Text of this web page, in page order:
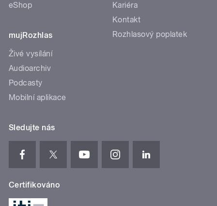
eShop
mujRozhlas
Živé vysílání
Audioarchiv
Podcasty
Mobilní aplikace
Kariéra
Kontakt
Rozhlasový poplatek
Sledujte nás
Certifikováno